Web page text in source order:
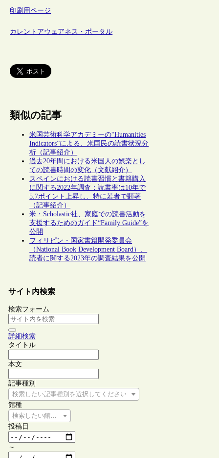
印刷用ページ
カレントアウェアネス・ポータル
類似の記事
米国芸術科学アカデミーの“Humanities
Indicators”による、米国民の読書状況分
析（記事紹介）
過去20年間における米国人の娯楽とし
ての読書時間の変化（文献紹介）
スペインにおける読書習慣と書籍購入
に関する2022年調査：読書率は10年で
5.7ポイント上昇し、特に若者で顕著
（記事紹介）
米・Scholastic社、家庭での読書活動を
支援するためのガイド“Family Guide”を
公開
フィリピン・国家書籍開発委員会
（National Book Development Board）、
読者に関する2023年の調査結果を公開
サイト内検索
検索フォーム
詳細検索
タイトル
本文
記事種別
検索したい記事種別を選択してください
館種
検索したい館種を選択してください
投稿日
～